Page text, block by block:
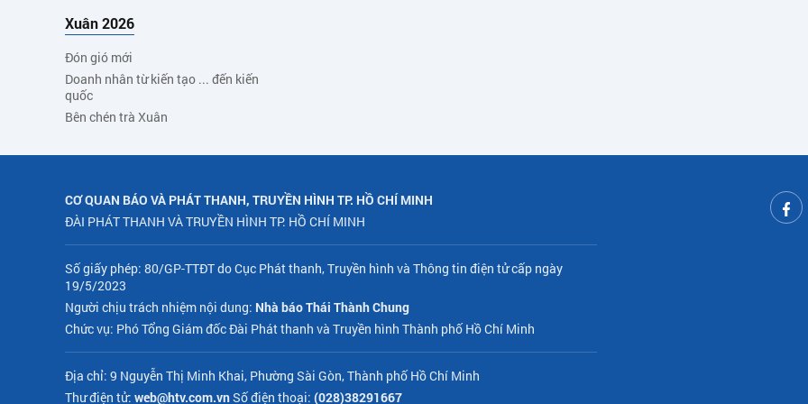
Xuân 2026
Đón gió mới
Doanh nhân từ kiến tạo ... đến kiến
quốc
Bên chén trà Xuân
CƠ QUAN BÁO VÀ PHÁT THANH, TRUYỀN HÌNH TP. HỒ CHÍ MINH
ĐÀI PHÁT THANH VÀ TRUYỀN HÌNH TP. HỒ CHÍ MINH
Số giấy phép: 80/GP-TTĐT do Cục Phát thanh, Truyền hình và Thông tin điện tử cấp ngày
19/5/2023
Người chịu trách nhiệm nội dung: Nhà báo Thái Thành Chung
Chức vụ: Phó Tổng Giám đốc Đài Phát thanh và Truyền hình Thành phố Hồ Chí Minh
Địa chỉ: 9 Nguyễn Thị Minh Khai, Phường Sài Gòn, Thành phố Hồ Chí Minh
Thư điện tử: web@htv.com.vnSố điện thoại: (028)38291667